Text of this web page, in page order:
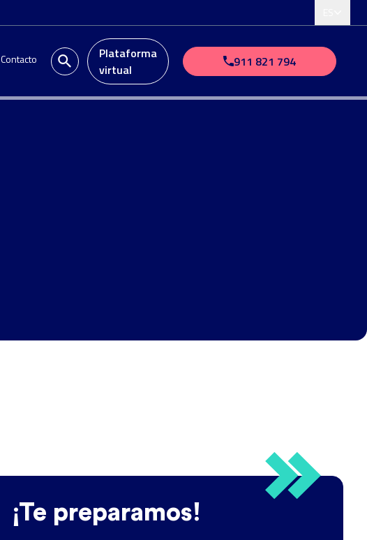
Contacto
Plataforma
virtual
911 821 794
¡Te preparamos!